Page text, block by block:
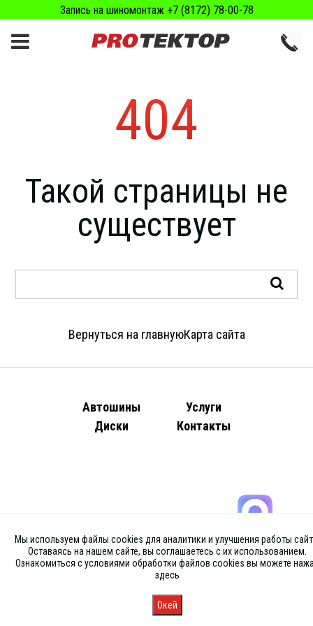
Запись на шиномонтаж +7 (8172) 78-00-78
404
Такой страницы не
существует
Вернуться на главнуюКарта сайта
Автошины
Диски
Услуги
Контакты
Запись
Мы используем файлы cookies для аналитики и улучшения работы
Оставаясь на нашем сайте, вы соглашаетесь с их использованием.
Ознакомиться с условиями обработки файлов cookies вы можете
здесь
Окей